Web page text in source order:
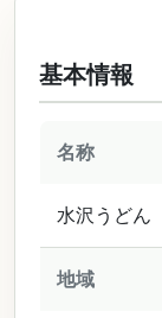
基本情報
名称
水沢うどん
地域